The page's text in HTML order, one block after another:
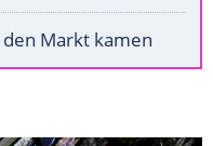
Markt kamen